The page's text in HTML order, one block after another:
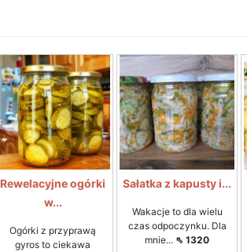
Rewelacyjne ogórki
w...
Ogórki z przyprawą
gyros to ciekawa
Sałatka z kapusty i...
Wakacje to dla wielu
czas odpoczynku. Dla
mnie... ⇖ 1320